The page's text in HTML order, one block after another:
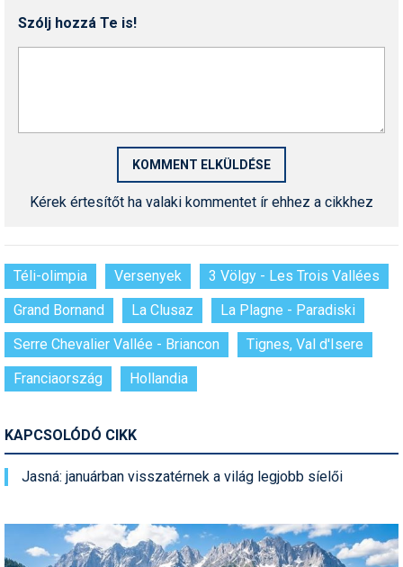
Szólj hozzá Te is!
Kérek értesítőt ha valaki kommentet ír ehhez a cikkhez
Téli-olimpia Versenyek
3 Völgy - Les Trois Vallées
Grand Bornand
La Clusaz
La Plagne - Paradiski
Serre Chevalier Vallée - Briancon
Tignes, Val d'Isere
Franciaország
Hollandia
KAPCSOLÓDÓ CIKK
Jasná: januárban visszatérnek a világ legjobb síelői